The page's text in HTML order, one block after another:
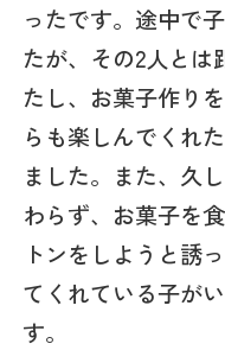
ったです。途中で
たが、その2人とは
たし、お菓子作り
らも楽しんでくれ
ました。また、久
わらず、お菓子を
トンをしようと誘
てくれている子が
す。